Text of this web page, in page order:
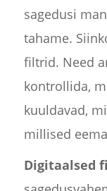
sagedusi
tahame.
filtrid. Need
kontrollida,
kuuldavad,
millised
Digitaalsed